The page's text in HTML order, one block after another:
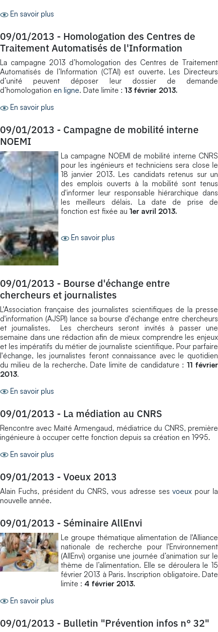
En savoir plus
09/01/2013 - Homologation des Centres de
Traitement Automatisés de l'Information
La campagne 2013 d’homologation des Centres de Traitement
Automatisés de l’Information (CTAI) est ouverte. Les Directeurs
d’unité peuvent déposer leur dossier de demande
d’homologation en ligne. Date limite : 13 février 2013.
En savoir plus
09/01/2013 - Campagne de mobilité interne
NOEMI
La campagne NOEMI de mobilité interne CNRS
pour les ingénieurs et techniciens sera close le
18 janvier 2013. Les candidats retenus sur un
des emplois ouverts à la mobilité sont tenus
d'informer leur responsable hiérarchique dans
les meilleurs délais. La date de prise de
fonction est fixée au 1er avril 2013.
En savoir plus
09/01/2013 - Bourse d'échange entre
chercheurs et journalistes
L'Association française des journalistes scientifiques de la presse
d'information (AJSPI) lance sa bourse d'échange entre chercheurs
et journalistes. Les chercheurs seront invités à passer une
semaine dans une rédaction afin de mieux comprendre les enjeux
et les impératifs du métier de journaliste scientifique. Pour parfaire
l'échange, les journalistes feront connaissance avec le quotidien
du milieu de la recherche. Date limite de candidature : 11 février
2013.
En savoir plus
09/01/2013 - La médiation au CNRS
Rencontre avec Maïté Armengaud, médiatrice du CNRS, première
ingénieure à occuper cette fonction depuis sa création en 1995.
En savoir plus
09/01/2013 - Voeux 2013
Alain Fuchs, président du CNRS, vous adresse sesvoeuxpour la
nouvelle année.
09/01/2013 - Séminaire AllEnvi
Le groupe thématique alimentation de l'Alliance
nationale de recherche pour l'Environnement
(AllEnvi) organise une journée d’animation sur le
thème de l’alimentation. Elle se déroulera le 15
février 2013 à Paris. Inscription obligatoire. Date
limite : 4 février 2013.
En savoir plus
09/01/2013 - Bulletin "Prévention infos n° 32"